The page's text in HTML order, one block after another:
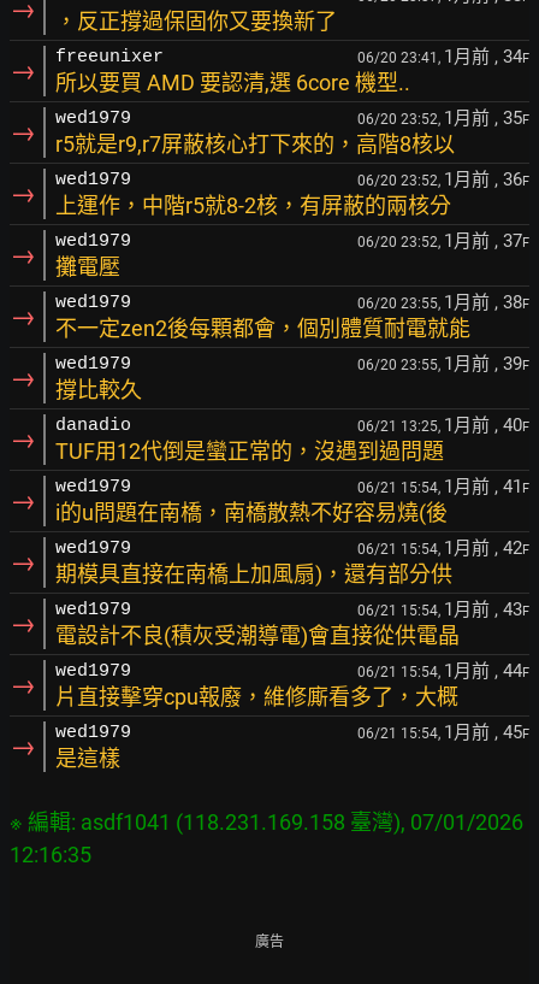
→ ，反正撐過保固你又要換新了
→ freeunixer 06/20 23:41, 1月前 , 34F
所以要買 AMD 要認清,選 6core 機型..
→ wed1979 06/20 23:52, 1月前 , 35F
r5就是r9,r7屏蔽核心打下來的，高階8核以
→ wed1979 06/20 23:52, 1月前 , 36F
上運作，中階r5就8-2核，有屏蔽的兩核分
→ wed1979 06/20 23:52, 1月前 , 37F
攤電壓
→ wed1979 06/20 23:55, 1月前 , 38F
不一定zen2後每顆都會，個別體質耐電就能
→ wed1979 06/20 23:55, 1月前 , 39F
撐比較久
→ danadio 06/21 13:25, 1月前 , 40F
TUF用12代倒是蠻正常的，沒遇到過問題
→ wed1979 06/21 15:54, 1月前 , 41 F
i的u問題在南橋，南橋散熱不好容易燒(後
→ wed1979 06/21 15:54, 1月前 , 42F
期模具直接在南橋上加風扇)，還有部分供
→ wed1979 06/21 15:54, 1月前 , 43F
電設計不良(積灰受潮導電)會直接從供電晶
→ wed1979 06/21 15:54, 1月前 , 44F
片直接擊穿cpu報廢，維修廝看多了，大概
→ wed1979 06/21 15:54, 1月前 , 45F
是這樣
※ 編輯: asdf1041 (118.231.169.158 臺灣), 07/01/2026
廣告